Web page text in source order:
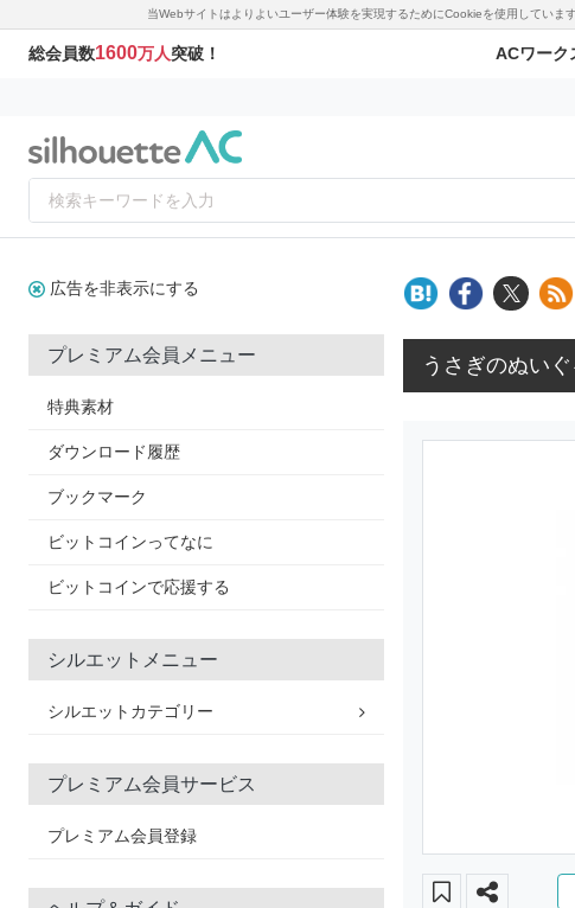
当Webサイトはよりよいユーザー体験を実現するためにCookieを使用してい
総会員数1600万人突破！ ACワーク
広告を非表示にする
プレミアム会員メニュー
特典素材
ダウンロード履歴
ブックマーク
ビットコインってなに
ビットコインで応援する
シルエットメニュー
シルエットカテゴリー
プレミアム会員サービス
プレミアム会員登録
うさぎのぬい